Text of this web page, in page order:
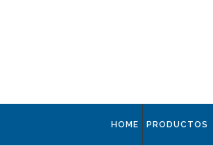
HOME PRODUCTOS